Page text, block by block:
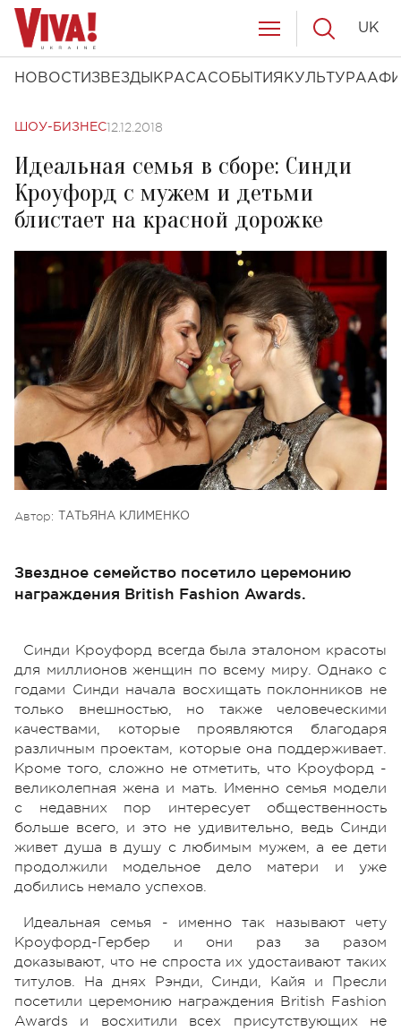
НОВОСТИ ЗВЕЗДЫ КРАСАСОБЫТИЯ КУЛЬТУРА
UK
ШОУ-БИЗНЕС12.12.2018
Идеальная семья в сборе: Синди
Кроуфорд с мужем и детьми
блистает на красной дорожке
Автор: ТАТЬЯНА КЛИМЕНКО
Звездное семейство посетило церемонию
награждения British Fashion Awards.
Синди Кроуфорд всегда была эталоном красоты
для миллионов женщин по всему миру. Однако с
годами Синди начала восхищать поклонников не
только внешностью, но также человеческими
качествами, которые проявляются благодаря
различным проектам, которые она поддерживает.
Кроме того, сложно не отметить, что Кроуфорд -
великолепная жена и мать. Именно семья модели
с недавних пор интересует общественность
больше всего, и это не удивительно, ведь Синди
живет душа в душу с любимым мужем, а ее дети
продолжили модельное дело матери и уже
добились немало успехов.
Идеальная семья - именно так называют чету
Кроуфорд-Гербер и они раз за разом
доказывают, что не спроста их удостаивают таких
титулов. На днях Рэнди, Синди, Кайя и Пресли
посетили церемонию награждения British Fashion
Awards и восхитили всех присутствующих не